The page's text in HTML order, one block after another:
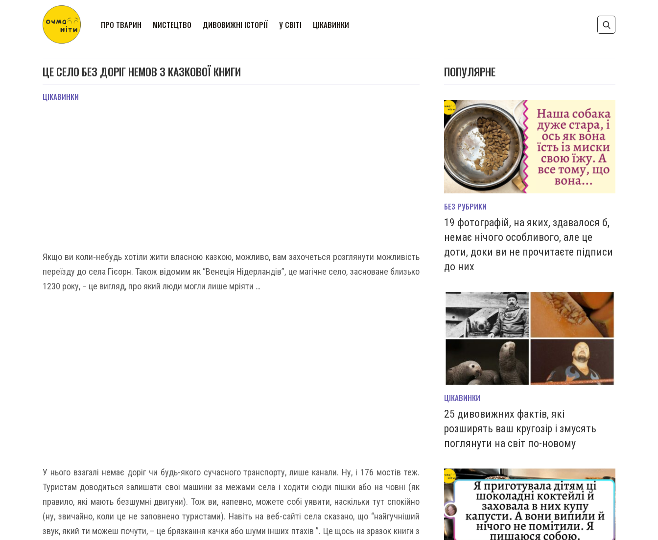
ПРО ТВАРИН МИСТЕЦТВО ДИВОВИЖНІ ІСТОРІЇ У СВІТІ ЦІКАВИНКИ
ЦЕ СЕЛО БЕЗ ДОРІГ НЕМОВ З КАЗКОВОЇ КНИГИ
ЦІКАВИНКИ
Якщо ви коли-небудь хотіли жити власною казкою, можливо, вам захочеться розглянути можливість
переїзду до села Гієорн. Також відомим як “Венеція Нідерландів”, це магічне село, засноване близько
1230 року, – це вигляд, про який люди могли лише мріяти …
У нього взагалі немає доріг чи будь-якого сучасного транспорту, лише канали. Ну, і 176 мостів теж.
Туристам доводиться залишати свої машини за межами села і ходити сюди пішки або на човні (як
правило, які мають безшумні двигуни). Тож ви, напевно, можете собі уявити, наскільки тут спокійно
(ну, звичайно, коли це не заповнено туристами). Навіть на веб-сайті села сказано, що “найгучніший
звук, який ти можеш почути, – це брязкання качки або шуми інших птахів ”. Це щось на зразок книги з
ПОПУЛЯРНЕ
БЕЗ РУБРИКИ
19 фотографій, на яких, здавалося б,
немає нічого особливого, але це
доти, доки ви не прочитаєте підписи
до них
ЦІКАВИНКИ
25 дивовижних фактів, які
розширять ваш кругозір і змусять
поглянути на світ по-новому